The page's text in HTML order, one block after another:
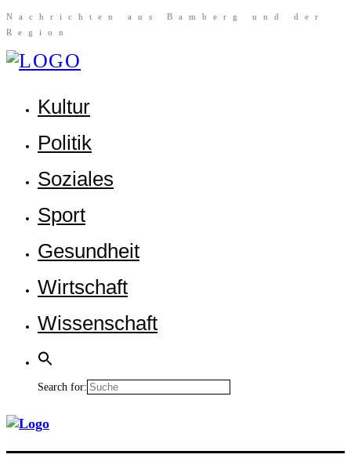
Nach­rich­ten aus Bam­berg und der
Region
Kul­tur
Poli­tik
Sozia­les
Sport
Gesund­heit
Wirt­schaft
Wis­sen­schaft
Search for: